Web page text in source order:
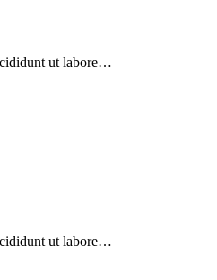
ut labore…
ut labore…